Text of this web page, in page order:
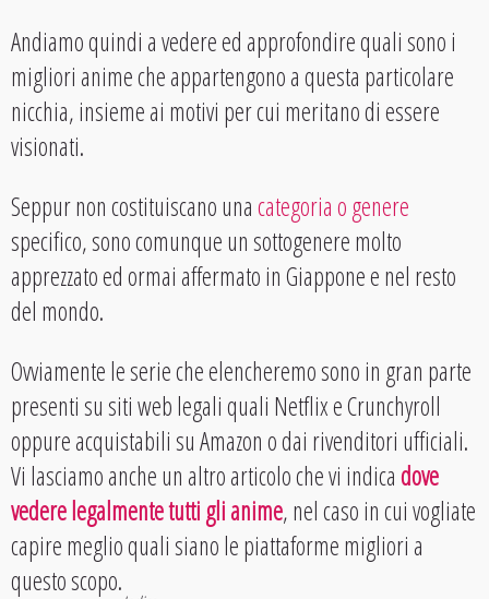
Andiamo quindi a vedere ed approfondire quali sono i
migliori anime che appartengono a questa particolare
nicchia, insieme ai motivi per cui meritano di essere
visionati.
Seppur non costituiscano unacategoria o genere
specifico, sono comunque un sottogenere molto
apprezzato ed ormai affermato in Giappone e nel resto
del mondo.
Ovviamente le serie che elencheremo sono in gran parte
presenti su siti web legali quali Netflix e Crunchyroll
oppure acquistabili su Amazon o dai rivenditori ufficiali.
Vi lasciamo anche un altro articolo che vi indicadove
vedere legalmente tutti gli anime, nel caso in cui vogliate
capire meglio quali siano le piattaforme migliori a
questo scopo.